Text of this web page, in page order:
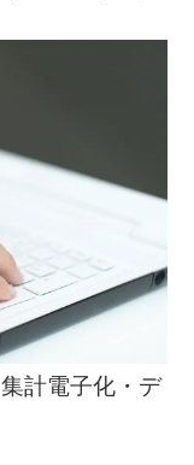
計電子化・デ